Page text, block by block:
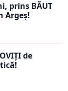
prins BĂUT
Argeș!
de